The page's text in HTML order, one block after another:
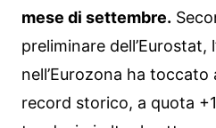
mese di settembre.
preliminare dell’Eurostat,
nell’Eurozona ha
record storico, a quota